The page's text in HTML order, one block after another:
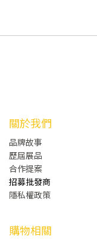
關於我們
品牌故事
歷屆展品
合作提案
招募批發商
隱私權政策
購物相關